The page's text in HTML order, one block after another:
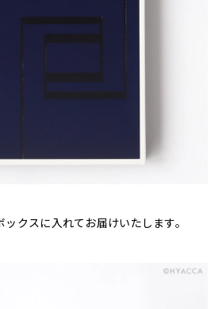
クスに入れてお届けいたします。